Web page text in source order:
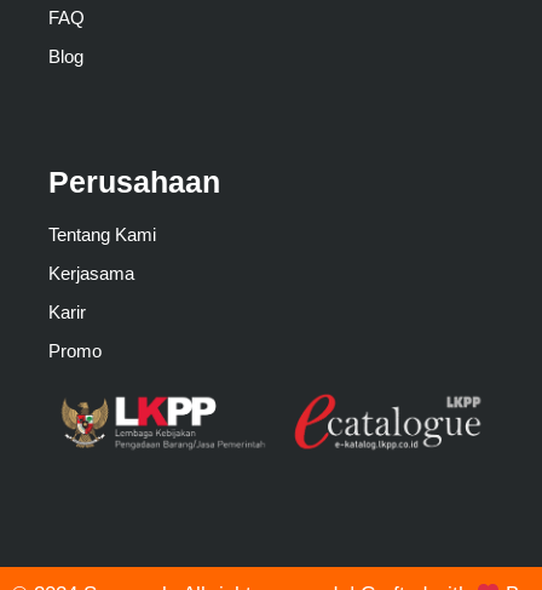
FAQ
Blog
Perusahaan
Tentang Kami
Kerjasama
Karir
Promo